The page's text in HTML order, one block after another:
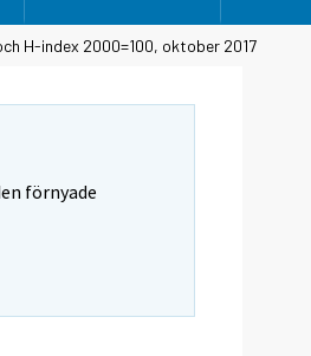
H-index 2000=100, oktober 2017
förnyade